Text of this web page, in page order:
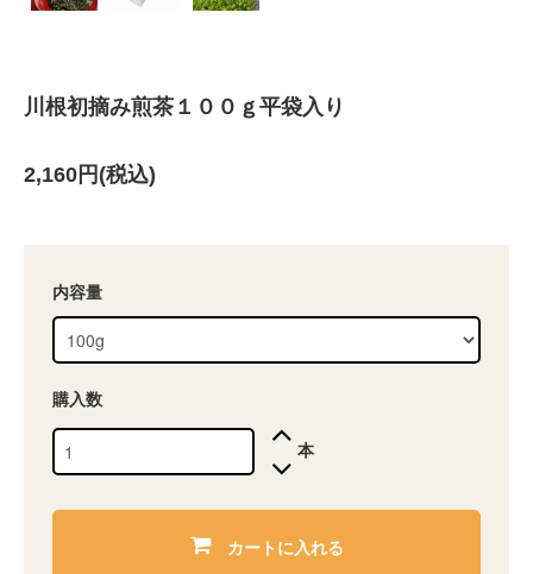
川根初摘み煎茶１００ｇ平袋入り
2,160円(税込)
内容量
購入数
本
カートに入れる